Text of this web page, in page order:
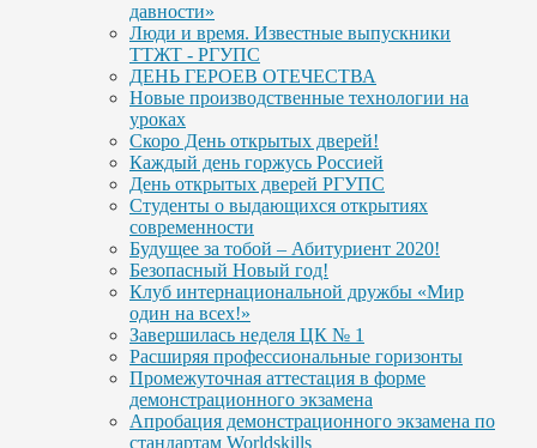
давности»
Люди и время. Известные выпускники
ТТЖТ - РГУПС
ДЕНЬ ГЕРОЕВ ОТЕЧЕСТВА
Новые производственные технологии на
уроках
Скоро День открытых дверей!
Каждый день горжусь Россией
День открытых дверей РГУПС
Студенты о выдающихся открытиях
современности
Будущее за тобой – Абитуриент 2020!
Безопасный Новый год!
Клуб интернациональной дружбы «Мир
один на всех!»
Завершилась неделя ЦК № 1
Расширяя профессиональные горизонты
Промежуточная аттестация в форме
демонстрационного экзамена
Апробация демонстрационного экзамена по
стандартам Worldskills